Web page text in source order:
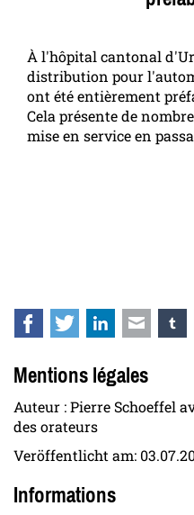
À l'hôpital cantonal
distribution pour
ont été entièrement
Cela présente de
mise en service en
Facebook
TwitterLinkedInE-mail
Mentions légales
Auteur : Pierre Schoeffel
des orateurs
Veröffentlicht am:
Informations